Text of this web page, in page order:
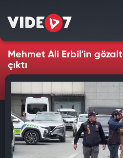
Mehmet Ali Erbil'in
çıktı